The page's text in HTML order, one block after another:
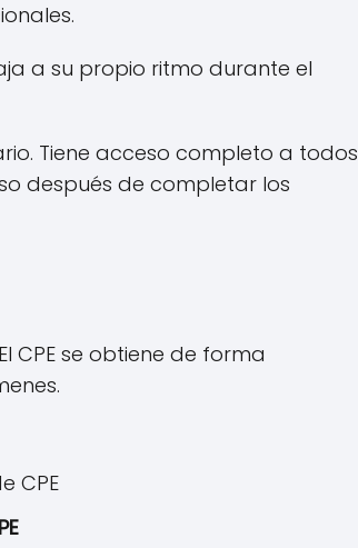
a su propio ritmo durante el
Tiene acceso completo a todos
después de completar los
CPE se obtiene de forma
CPE